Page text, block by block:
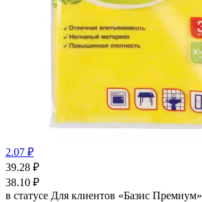
2.07 ₽
39.28 ₽
38.10 ₽
в статусе Для клиентов «Базис Премиум»